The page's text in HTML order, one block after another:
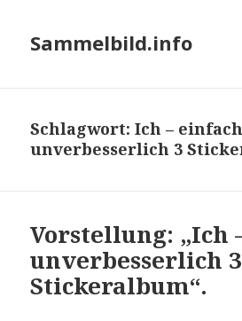
Sammelbild.info
Schlagwort:Ich – einfach
unverbesserlich 3
Vorstellung: „Ich
unverbesserlich 3
Stickeralbum“.